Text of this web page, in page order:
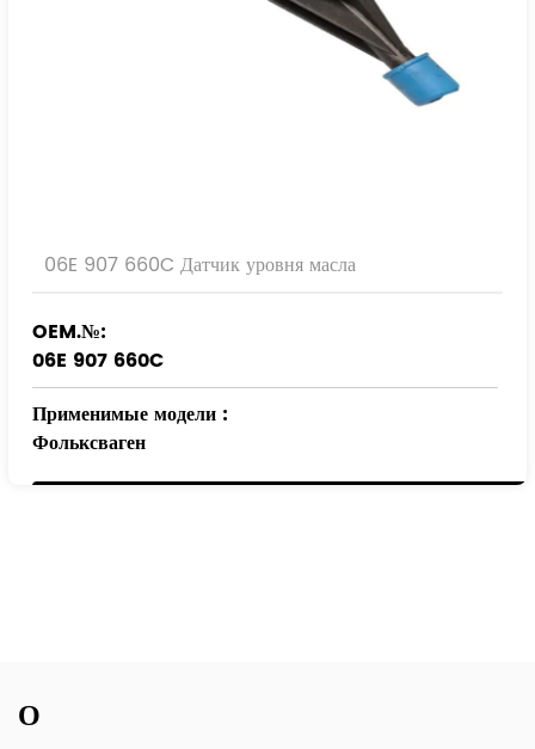
06E 907 660C Датчик уровня масла
OEM.№:
06E 907 660C
Применимые модели :
Фольксваген
О